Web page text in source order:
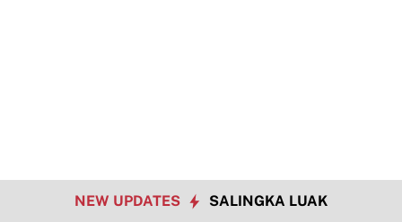
NEW UPDATES SALINGKA LUAK